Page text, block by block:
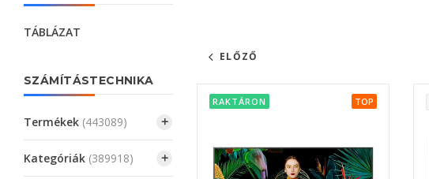
TÁBLÁZAT
SZÁMÍTÁSTECHNIKA
Termékek (443089)
Kategóriák (389918)
ELŐZŐ
RAKTÁRON TOP